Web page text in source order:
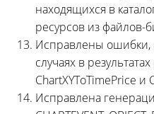
находящихся в
ресурсов из файлов-
Исправлены ошибки,
случаях в
ChartXYToTimePrice и
Исправлена